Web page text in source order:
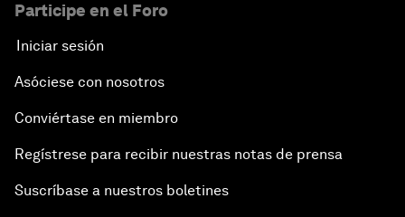
Participe en el Foro
Iniciar sesión
Asóciese con nosotros
Conviértase en miembro
Regístrese para recibir nuestras notas de prensa
Suscríbase a nuestros boletines